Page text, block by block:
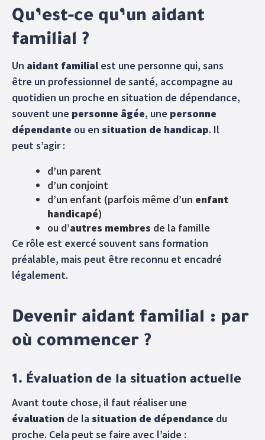
Qu’est-ce qu’un aidant
familial ?
Un aidant familialest une personne qui, sans
être un professionnel de santé, accompagne au
quotidien un proche en situation de dépendance,
souvent une personne âgée, une personne
dépendante ou en situation de handicap. Il
peut s’agir :
d’un parent
d’un conjoint
d’un enfant (parfois même d’un enfant
handicapé)
ou d’autres membres de la famille
Ce rôle est exercé souvent sans formation
préalable, mais peut être reconnu et encadré
légalement.
Devenir aidant familial : par
où commencer ?
1. Évaluation de la situation actuelle
Avant toute chose, il faut réaliser une
évaluation de lasituation de dépendance du
proche. Cela peut se faire avec l’aide :